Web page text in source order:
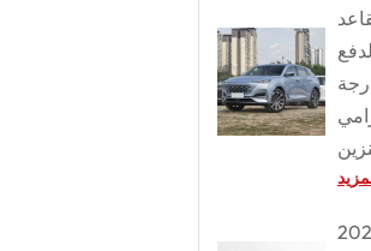
مقاعد
360 درجة